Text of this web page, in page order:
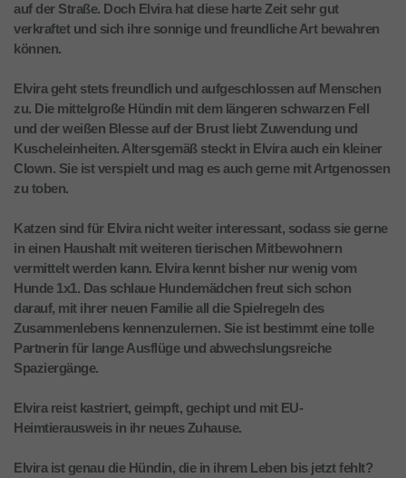
auf der Straße. Doch Elvira hat diese harte Zeit sehr gut
verkraftet und sich ihre sonnige und freundliche Art bewahren
können.
Elvira geht stets freundlich und aufgeschlossen auf Menschen
zu. Die mittelgroße Hündin mit dem längeren schwarzen Fell
und der weißen Blesse auf der Brust liebt Zuwendung und
Kuscheleinheiten. Altersgemäß steckt in Elvira auch ein kleiner
Clown. Sie ist verspielt und mag es auch gerne mit Artgenossen
zu toben.
Katzen sind für Elvira nicht weiter interessant, sodass sie gerne
in einen Haushalt mit weiteren tierischen Mitbewohnern
vermittelt werden kann. Elvira kennt bisher nur wenig vom
Hunde 1x1. Das schlaue Hundemädchen freut sich schon
darauf, mit ihrer neuen Familie all die Spielregeln des
Zusammenlebens kennenzulernen. Sie ist bestimmt eine tolle
Partnerin für lange Ausflüge und abwechslungsreiche
Spaziergänge.
Elvira reist kastriert, geimpft, gechipt und mit EU-
Heimtierausweis in ihr neues Zuhause.
Elvira ist genau die Hündin, die in ihrem Leben bis jetzt fehlt?